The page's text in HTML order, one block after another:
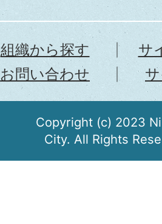
組織から探す
サ
お問い合わせ
Copyright (c) 2023
City. All Rights